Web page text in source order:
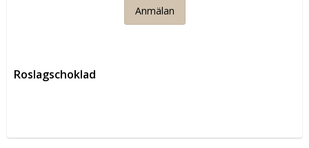
Anmälan
Roslagschoklad